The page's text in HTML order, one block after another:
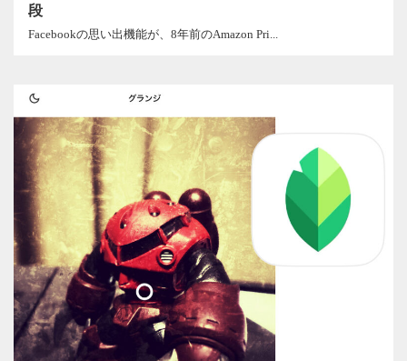
段
Facebookの思い出機能が、8年前のAmazon Pri...